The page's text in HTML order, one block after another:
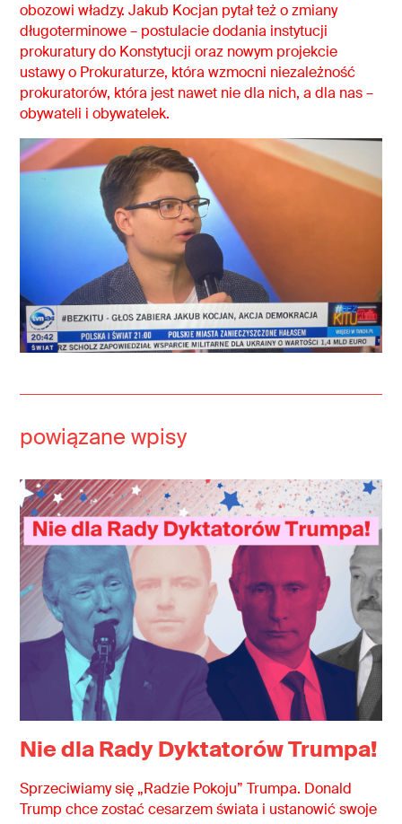
obozowi władzy. Jakub Kocjan pytał też o zmiany
długoterminowe – postulacie dodania instytucji
prokuratury do Konstytucji oraz nowym projekcie
ustawy o Prokuraturze, która wzmocni niezależność
prokuratorów, która jest nawet nie dla nich, a dla nas –
obywateli i obywatelek.
powiązane wpisy
Nie dla Rady Dyktatorów Trumpa!
Sprzeciwiamy się „Radzie Pokoju” Trumpa. Donald
Trump chce zostać cesarzem świata i ustanowić swoje